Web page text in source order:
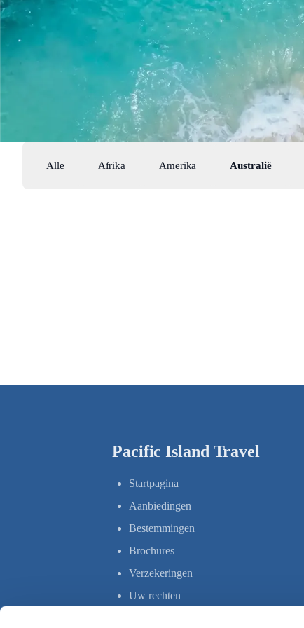
Alle Afrika Amerika Australië
Pacific Island Travel
Startpagina
Aanbiedingen
Bestemmingen
Brochures
Verzekeringen
Uw rechten